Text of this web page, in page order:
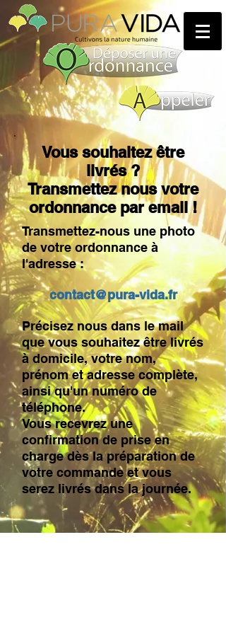
Vous souhaitez être
livrés ?
Transmettez nous votre
ordonnance par email !
Transmettez-nous une photo
de votre ordonnance à
l'adresse :
contact@pura-vida.fr
Précisez nous dans le mail
que vous souhaitez être livrés
à domicile, votre nom,
prénom et adresse complète,
ainsi qu'un numéro de
téléphone.
Vous recevrez une
confirmation de prise en
charge dès la préparation de
votre commande et vous
serez livrés dans la journée.